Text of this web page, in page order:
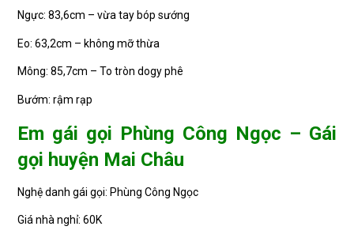
Ngực: 83,6cm – vừa tay bóp sướng
Eo: 63,2cm – không mỡ thừa
Mông: 85,7cm – To tròn dogy phê
Bướm: rậm rạp
Em gái gọi Phùng Công Ngọc – Gái
gọi huyện Mai Châu
Nghệ danh gái gọi: Phùng Công Ngọc
Giá nhà nghỉ: 60K